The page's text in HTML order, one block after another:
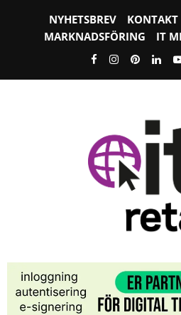
NYHETSBREV KONTAKT
MARKNADSFÖRING
IT